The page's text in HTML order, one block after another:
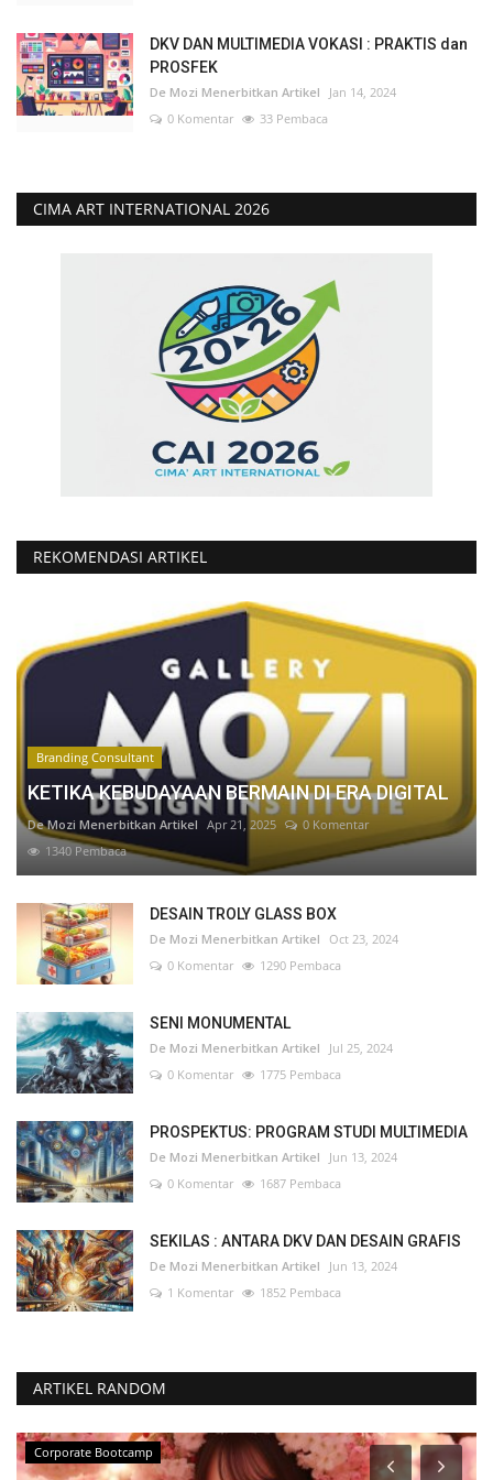
DKV DAN MULTIMEDIA VOKASI : PRAKTIS dan
PROSFEK
De Mozi Menerbitkan Artikel
Jan 14, 2024
0 Komentar
33 Pembaca
CIMA ART INTERNATIONAL 2026
REKOMENDASI ARTIKEL
Branding Consultant
KETIKA KEBUDAYAAN BERMAIN DI ERA DIGITAL
De Mozi Menerbitkan Artikel Apr 21, 2025
0 Komentar
1340 Pembaca
DESAIN TROLY GLASS BOX
De Mozi Menerbitkan Artikel
Oct 23, 2024
0 Komentar
1290 Pembaca
SENI MONUMENTAL
De Mozi Menerbitkan Artikel
Jul 25, 2024
0 Komentar
1775 Pembaca
PROSPEKTUS: PROGRAM STUDI MULTIMEDIA
De Mozi Menerbitkan Artikel
Jun 13, 2024
0 Komentar
1687 Pembaca
SEKILAS : ANTARA DKV DAN DESAIN GRAFIS
De Mozi Menerbitkan Artikel
Jun 13, 2024
1 Komentar
1852 Pembaca
ARTIKEL RANDOM
Upgrade Skill